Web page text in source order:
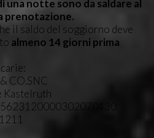
una notte sono da saldare al
prenotazione.
il saldo del soggiorno deve
almeno 14 giorni prima
CO.SNC
Kastelruth